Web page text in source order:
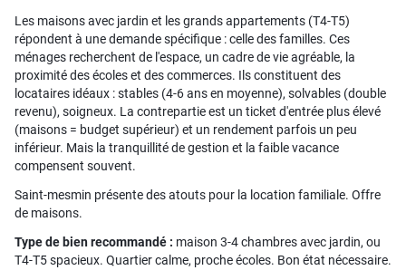
Les maisons avec jardin et les grands appartements (T4-T5)
répondent à une demande spécifique : celle des familles. Ces
ménages recherchent de l'espace, un cadre de vie agréable, la
proximité des écoles et des commerces. Ils constituent des
locataires idéaux : stables (4-6 ans en moyenne), solvables (double
revenu), soigneux. La contrepartie est un ticket d'entrée plus élevé
(maisons = budget supérieur) et un rendement parfois un peu
inférieur. Mais la tranquillité de gestion et la faible vacance
compensent souvent.
Saint-mesmin présente des atouts pour la location familiale. Offre
de maisons.
Type de bien recommandé : maison 3-4 chambres avec jardin, ou
T4-T5 spacieux. Quartier calme, proche écoles. Bon état nécessaire.